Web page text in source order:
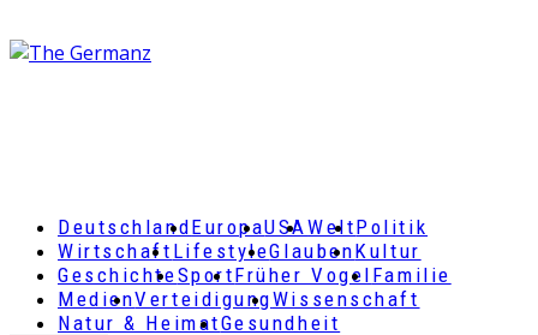
DeutschlandEuropaUSAWeltPolitik
Wirtschaft LifestyleGlaubenKultur
GeschichteSportFrüher Vogel Familie
MedienVerteidigungWissenschaft
Natur & HeimatGesundheit